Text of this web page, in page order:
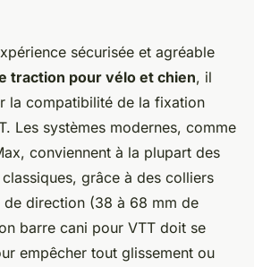
sécurisée et agréable
traction pour vélo et chien, il
la compatibilité de la fixation
Les systèmes modernes, comme
conviennent à la plupart des
grâce à des colliers
de direction (38 à 68 mm de
barre cani pour VTT doit se
empêcher tout glissement ou